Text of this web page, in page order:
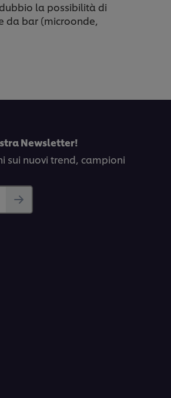
la possibilità di
da bar (microonde,
Newsletter!
sui nuovi trend, campioni